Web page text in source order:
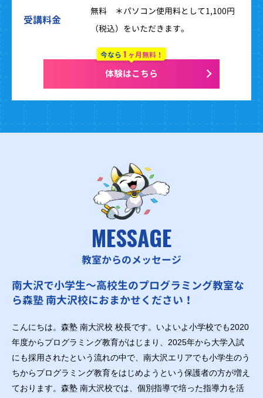
受講料金
無料 ＊パソコン使用料として1,100円
（税込）をいただきます。
今なら 1 ヶ月無料！
体験はこちら
MESSAGE
教室からのメッセージ
南大沢で小学生～高校生のプログラミング教室な
ら森塾 南大沢校におまかせください！
こんにちは。森塾 南大沢校 校長です。いよいよ小学校でも2020
年度からプログラミング教育がはじまり、2025年から大学入試
にも採用されたという流れの中で、南大沢エリアでも小学生のう
ちからプログラミング教育をはじめようという保護者の方が増え
ております。森塾 南大沢校では、個別指導で培った指導力を活